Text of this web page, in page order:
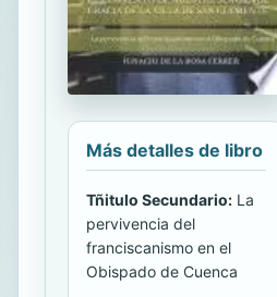
Más detalles de libro
Tñitulo Secundario: La
pervivencia del
franciscanismo en el
Obispado de Cuenca